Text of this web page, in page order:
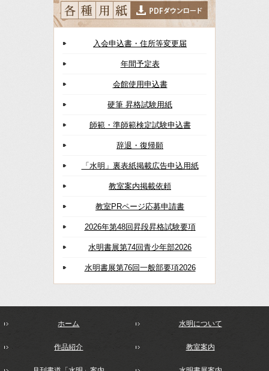
入会申込書・住所等変更届
年間予定表
会館使用申込書
硬筆 昇格試験用紙
師範・準師範検定試験申込書
辞退・復帰願
「水明」裏表紙掲載広告申込用紙
教室案内掲載依頼
教室PRページ応募申請書
2026年第48回昇段昇格試験要項
水明書展第74回青少年部2026
水明書展第76回一般部要項2026
ホーム 水明について
作品紹介 教室案内